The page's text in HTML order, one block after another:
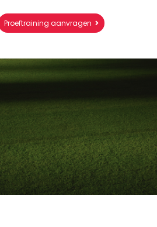
Proeftraining aanvragen